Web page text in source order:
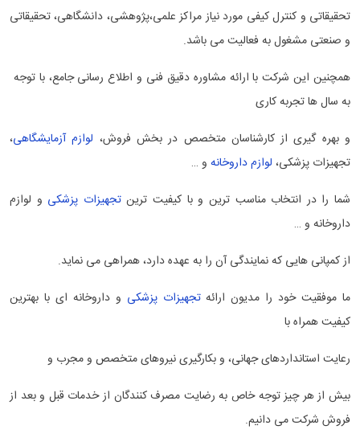
تحقیقاتی و کنترل کیفی مورد نیاز مراکز علمی،پژوهشی، دانشگاهی، تحقیقاتی
و صنعتی مشغول به فعالیت می باشد.
همچنین این شرکت با ارائه مشاوره دقیق فنی و اطلاع رسانی جامع، با توجه
به سال ها تجربه کاری
و بهره گیری از کارشناسان متخصص در بخش فروش، لوازم آزمایشگاهی،
تجهیزات پزشکی، لوازم داروخانه و …
شما را در انتخاب مناسب ترین و با کیفیت ترینتجهیزات پزشکی و لوازم
داروخانه و …
از کمپانی هایی که نمایندگی آن را به عهده دارد، همراهی می نماید.
ما موفقیت خود را مدیون ارائهتجهیزات پزشکی و داروخانه ای با بهترین
کیفیت همراه با
رعایت استانداردهای جهانی، و بکارگیری نیروهای متخصص و مجرب و
بیش از هر چیز توجه خاص به رضایت مصرف ‌کنندگان از خدمات قبل و بعد از
فروش شرکت می‌ دانیم.